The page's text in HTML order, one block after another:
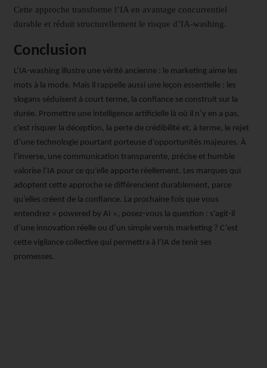
Cette approche transforme l’IA en avantage concurrentiel
durable et réduit structurellement le risque d’IA-washing.
Conclusion
L’IA-washing illustre une vérité ancienne : le marketing aime les
mots à la mode. Mais il rappelle aussi une leçon essentielle : les
slogans séduisent à court terme, la confiance se construit sur la
durée. Promettre une intelligence artificielle là où il n’y en a pas,
c’est risquer la déception, la perte de crédibilité et, à terme, le rejet
d’une technologie pourtant porteuse d’opportunités majeures. À
l’inverse, une communication transparente, précise et humble
valorise l’IA pour ce qu’elle apporte réellement. Les marques qui
adoptent cette approche se différencient durablement, parce
qu’elles créent de la confiance. La prochaine fois que vous
entendrez « powered by AI », posez-vous la question : s’agit-il
d’une innovation réelle ou d’un simple vernis marketing ? C’est
cette vigilance collective qui permettra à l’IA de tenir ses
promesses.